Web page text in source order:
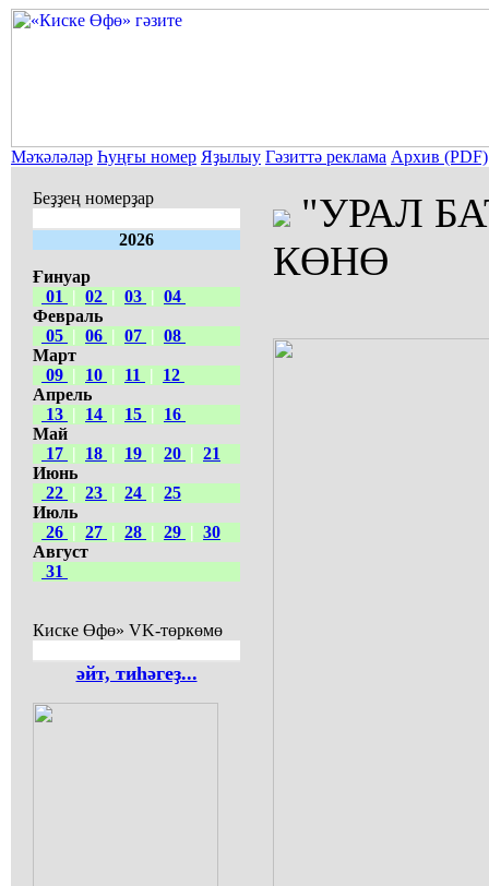
Мәҡәләләр Һуңғы номер Яҙылыу Гәзиттә реклама Архив (PDF)
Беҙҙең номерҙар
2026
Ғинуар
01
| 02 | 03 | 04
Февраль
05 | 06 | 07 | 08
Март
09 | 10 | 11 |
12
Апрель
13 | 14 | 15 |
16
Май
17 | 18 | 19 | 20 | 21
Июнь
22 | 23 | 24 | 25
Июль
26 | 27 | 28 | 29 | 30
Август
31
Киске Өфө» VK-төркөмө
әйт, тиһәгеҙ...
"УРАЛ
КӨНӨ